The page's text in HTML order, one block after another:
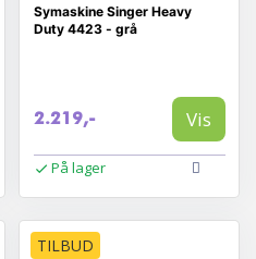
Symaskine Singer Heavy
Duty 4423 - grå
2.219,- Vis
På lager
TILBUD